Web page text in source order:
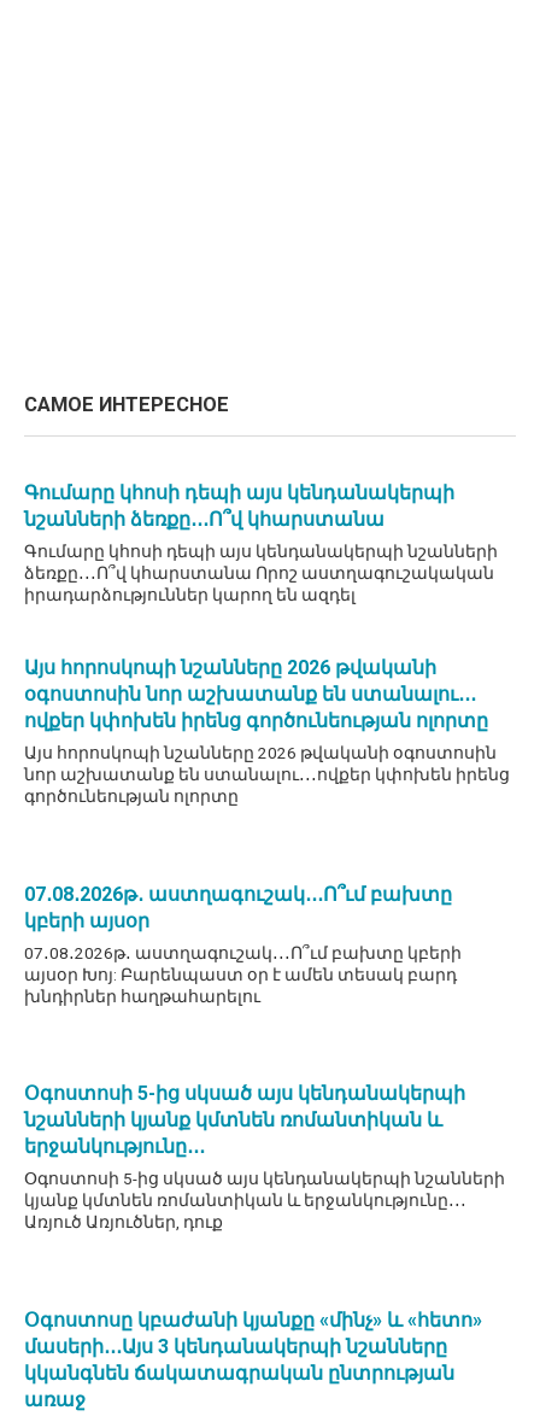
САМОЕ ИНТЕРЕСНОЕ
Գումարը կհոսի դեպի այս կենդանակերպի
նշանների ձեռքը․․․Ո՞վ կհարստանա
Գումարը կհոսի դեպի այս կենդանակերպի նշանների
ձեռքը․․․Ո՞վ կհարստանա Որոշ աստղագուշակական
իրադարձություններ կարող են ազդել
Այս հորոսկոպի նշանները 2026 թվականի
օգոստոսին նոր աշխատանք են ստանալու․․․
ովքեր կփոխեն իրենց գործունեության ոլորտը
Այս հորոսկոպի նշանները 2026 թվականի օգոստոսին
նոր աշխատանք են ստանալու․․․ովքեր կփոխեն իրենց
գործունեության ոլորտը
07․08․2026թ․ աստղագուշակ․․․Ո՞ւմ բախտը
կբերի այսօր
07․08․2026թ․ աստղագուշակ․․․Ո՞ւմ բախտը կբերի
այսօր Խոյ: Բարենպաստ օր է ամեն տեսակ բարդ
խնդիրներ հաղթահարելու
Օգոստոսի 5-ից սկսած այս կենդանակերպի
նշանների կյանք կմտնեն ռոմանտիկան և
երջանկությունը․․․
Օգոստոսի 5-ից սկսած այս կենդանակերպի նշանների
կյանք կմտնեն ռոմանտիկան և երջանկությունը․․․
Առյուծ Առյուծներ, դուք
Օգոստոսը կբաժանի կյանքը «մինչ» և «հետո»
մասերի․․․Այս 3 կենդանակերպի նշանները
կկանգնեն ճակատագրական ընտրության
առաջ